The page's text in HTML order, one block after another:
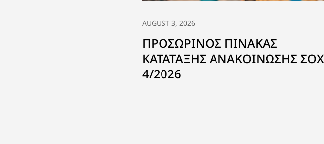
AUGUST 3, 2026
ΠΡΟΣΩΡΙΝΟΣ ΠΙΝΑΚΑΣ
ΚΑΤΑΤΑΞΗΣ ΑΝΑΚΟΙΝΩΣΗΣ ΣΟΧ
4/2026